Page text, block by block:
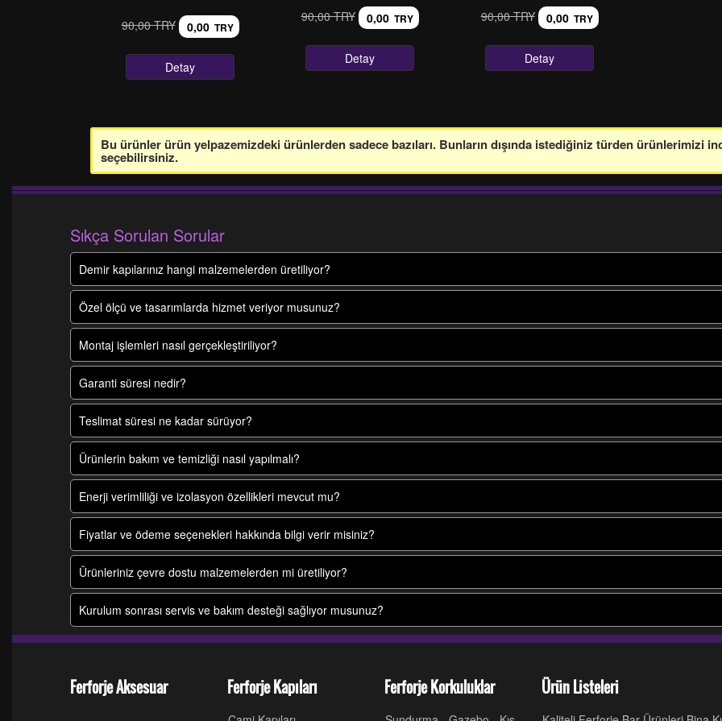
90,00 TRY 0,00 TRY
Detay
90,00 TRY 0,00 TRY
Detay
90,00 TRY 0,00 TRY
Detay
Bu ürünler ürün yelpazemizdeki ürünlerden sadece bazıları. Bunların dışında istediğiniz türden ürünlerimizi
seçebilirsiniz.
Sıkça Sorulan Sorular
Demir kapılarınız hangi malzemelerden üretiliyor?
Özel ölçü ve tasarımlarda hizmet veriyor musunuz?
Montaj işlemleri nasıl gerçekleştiriliyor?
Garanti süresi nedir?
Teslimat süresi ne kadar sürüyor?
Ürünlerin bakım ve temizliği nasıl yapılmalı?
Enerji verimliliği ve izolasyon özellikleri mevcut mu?
Fiyatlar ve ödeme seçenekleri hakkında bilgi verir misiniz?
Ürünleriniz çevre dostu malzemelerden mi üretiliyor?
Kurulum sonrası servis ve bakım desteği sağlıyor musunuz?
Ferforje Aksesuar Ferforje Kapıları Ferforje Korkuluklar Ürün Listeleri